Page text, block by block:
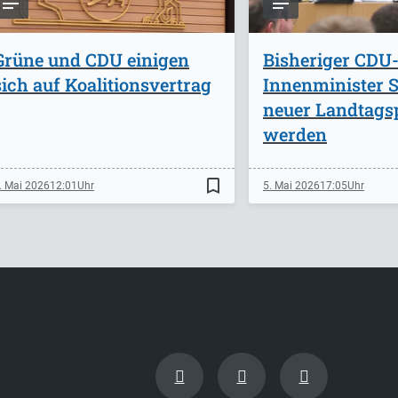
und CDU einigen
auf Koalitionsvertrag
Mai 202612:01 bookmark_border
Bisheriger CDU-
Innenminister
neuer
werden
5. Mai 202617:05